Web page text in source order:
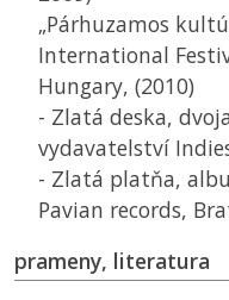
„Párhuzamos
International
Hungary, (2010)
- Zlatá deska,
vydavatelství
- Zlatá platňa,
Pavian records,
prameny, literatura